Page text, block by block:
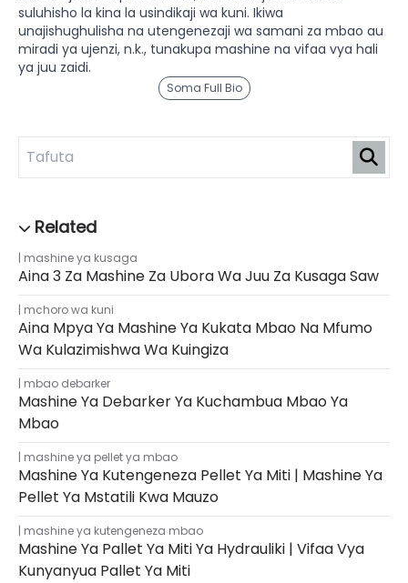
suluhisho la kina la usindikaji wa kuni. Ikiwa
unajishughulisha na utengenezaji wa samani za mbao au
miradi ya ujenzi, n.k., tunakupa mashine na vifaa vya hali
ya juu zaidi.
Soma Full Bio
mashine ya kusaga
Aina 3 Za Mashine Za Ubora Wa Juu Za Kusaga Saw
mchoro wa kuni
Aina Mpya Ya Mashine Ya Kukata Mbao Na Mfumo
Wa Kulazimishwa Wa Kuingiza
mbao debarker
Mashine Ya Debarker Ya Kuchambua Mbao Ya
Mbao
mashine ya pellet ya mbao
Mashine Ya Kutengeneza Pellet Ya Miti | Mashine Ya
Pellet Ya Mstatili Kwa Mauzo
mashine ya kutengeneza mbao
Mashine Ya Pallet Ya Miti Ya Hydrauliki | Vifaa Vya
Kunyanyua Pallet Ya Miti